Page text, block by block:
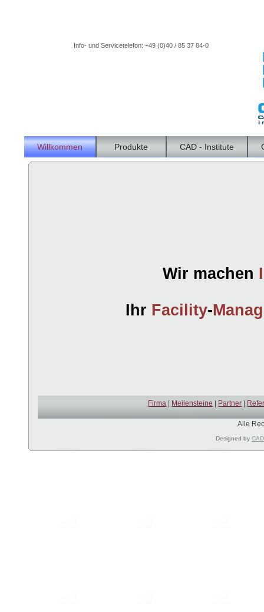
Info- und Servicetelefon: +49 (0)40 / 85 37 84-0
Willkommen Produkte CAD - Institute
Wir machen
Ihr Facility-
Firma Meilensteine Partner
Alle
Designed by